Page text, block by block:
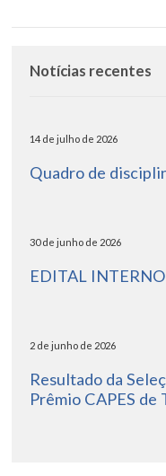
Notícias recentes
14 de julho de 2026
Quadro de
30 de junho de 2026
EDITAL
2 de junho de 2026
Resultado da
Prêmio CAPES de